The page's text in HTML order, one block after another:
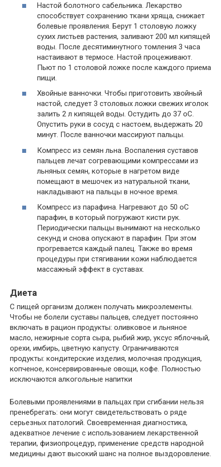
Настой болотного сабельника. Лекарство
способствует сохранению ткани хряща, снижает
болевые проявления. Берут 1 столовую ложку
сухих листьев растения, заливают 200 мл кипящей
воды. После десятиминутного томления 3 часа
настаивают в термосе. Настой процеживают.
Пьют по 1 столовой ложке после каждого приема
пищи.
Хвойные ванночки. Чтобы приготовить хвойный
настой, следует 3 столовых ложки свежих иголок
залить 2 л кипящей воды. Остудить до 37 oС.
Опустить руки в сосуд с настоем, выдержать 20
минут. После ванночки массируют пальцы.
Компресс из семян льна. Воспаления суставов
пальцев лечат согревающими компрессами из
льняных семян, которые в нагретом виде
помещают в мешочек из натуральной ткани,
накладывают на пальцы в ночное время.
Компресс из парафина. Нагревают до 50 oС
парафин, в который погружают кисти рук.
Периодически пальцы вынимают на несколько
секунд и снова опускают в парафин. При этом
прогревается каждый палец. Также во время
процедуры при стягивании кожи наблюдается
массажный эффект в суставах.
Диета
С пищей организм должен получать микроэлементы.
Чтобы не болели суставы пальцев, следует постоянно
включать в рацион продукты: оливковое и льняное
масло, нежирные сорта сыра, рыбий жир, уксус яблочный,
орехи, имбирь, цветную капусту. Ограничиваются
продукты: кондитерские изделия, молочная продукция,
копченое, консервированные овощи, кофе. Полностью
исключаются алкогольные напитки
Болевыми проявлениями в пальцах при сгибании нельзя
пренебрегать: они могут свидетельствовать о ряде
серьезных патологий. Своевременная диагностика,
адекватное лечение с использованием лекарственной
терапии, физиопроцедур, применение средств народной
медицины дают высокий шанс на полное выздоровление.